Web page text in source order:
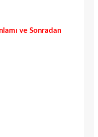
ve Sonradan